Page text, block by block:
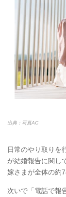
出典：写真AC
日常のやり取りを
が結婚報告に関し
嫁さまが全体の約
次いで「電話で報